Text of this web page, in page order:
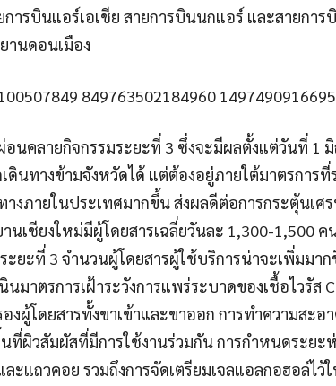
ารบินแอร์เอเชีย สายการบินนกแอร์ และสายการ
านดอนเมือง
อนคลายกิจกรรมระยะที่ 3 ซึ่งจะมีผลตั้งแต่วันที่ 1
ดินทางข้ามจังหวัดได้ แต่ต้องอยู่ภายใต้มาตรการ
างภายในประเทศมากขึ้น ส่งผลดีต่อการกระตุ้นเศ
นเชียงใหม่มีผู้โดยสารเฉลี่ยวันละ 1,300-1,500 ค
ะยะที่ 3 จำนวนผู้โดยสารผู้ใช้บริการน่าจะเพิ่มมา
นมาตรการเฝ้าระวังการแพร่ระบาดของเชื้อไวรัส
งผู้โดยสารทั้งขาเข้าและขาออก การทำความสะอ
ที่ผิวสัมผัสที่มีการใช้งานร่วมกัน การกำหนดระยะ
ละแถวคอย รวมถึงการจัดเตรียมเจลแอลกอฮอล์ไ